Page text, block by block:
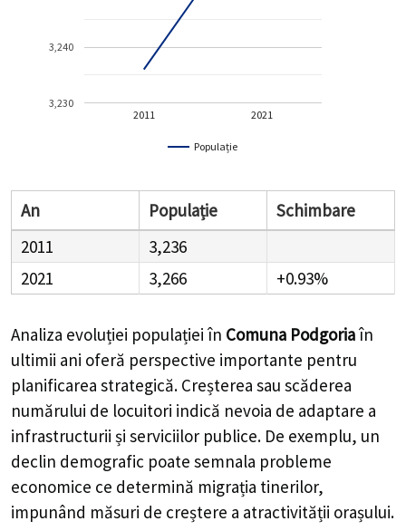
Populație
2011 2021
3,230
3,240
An Populație
Schimbare
2011
3,236
2021
3,266 +0.93%
Analiza evoluției populației în Comuna Podgoriaîn
ultimii ani oferă perspective importante pentru
planificarea strategică. Creșterea sau scăderea
numărului de locuitori indică nevoia de adaptare a
infrastructurii și serviciilor publice. De exemplu, un
declin demografic poate semnala probleme
economice ce determină migrația tinerilor,
impunând măsuri de creștere a atractivității orașului.